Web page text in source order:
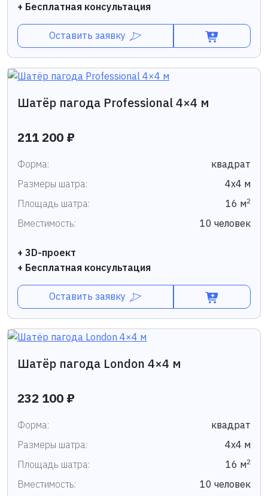
+ Бесплатная консультация
Оставить заявку
Шатёр пагода Professional 4×4 м
211 200 ₽
Форма:
квадрат
Размеры шатра:
4х4 м
Площадь шатра:
16 м2
Вместимость: 10 человек
+ 3D-проект
+ Бесплатная консультация
Оставить заявку
Шатёр пагода London 4×4 м
232 100 ₽
Форма:
квадрат
Размеры шатра:
4х4 м
Площадь шатра:
16 м2
Вместимость: 10 человек